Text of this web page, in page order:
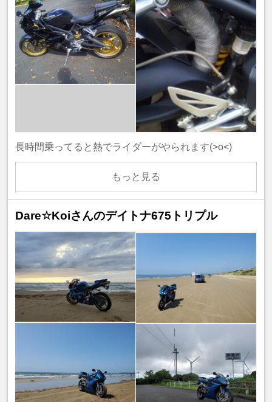
長時間乗ってると熱でライダーがやられます(>o<)
もっと見る
Dare☆Koiさんのデイトナ675トリプル